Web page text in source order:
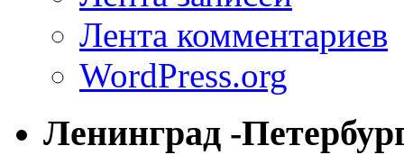
Лента комментариев
WordPress.org
Ленинград -